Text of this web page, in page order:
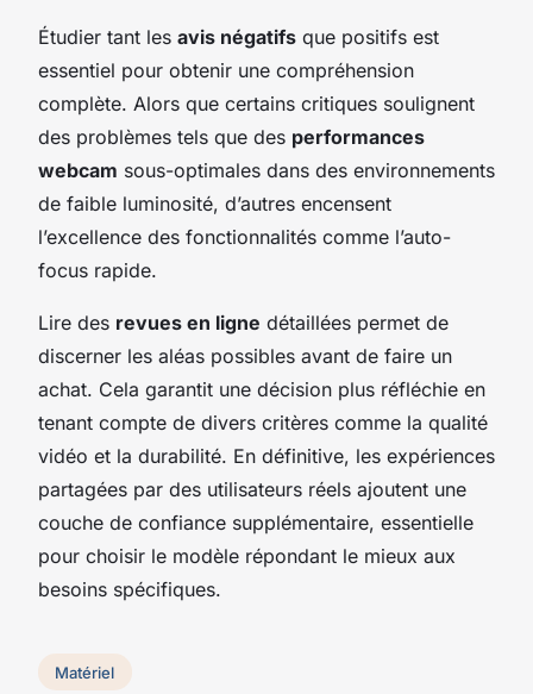
Étudier tant les avis négatifs que positifs est
essentiel pour obtenir une compréhension
complète. Alors que certains critiques soulignent
des problèmes tels que des performances
webcam sous-optimales dans des environnements
de faible luminosité, d’autres encensent
l’excellence des fonctionnalités comme l’auto-
focus rapide.
Lire des revues en ligne détaillées permet de
discerner les aléas possibles avant de faire un
achat. Cela garantit une décision plus réfléchie en
tenant compte de divers critères comme la qualité
vidéo et la durabilité. En définitive, les expériences
partagées par des utilisateurs réels ajoutent une
couche de confiance supplémentaire, essentielle
pour choisir le modèle répondant le mieux aux
besoins spécifiques.
Matériel